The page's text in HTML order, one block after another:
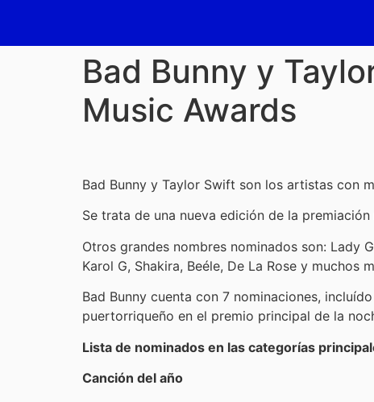
Bad Bunny y
Music Awards
Bad Bunny y Taylor Swift son los artistas con
Se trata de una nueva edición de la
Otros grandes nombres nominados son: Lady
Karol G, Shakira, Beéle, De La Rose y muchos
Bad Bunny cuenta con 7 nominaciones,
puertorriqueño en el premio principal de la
Lista de nominados en las categorías
Canción del año